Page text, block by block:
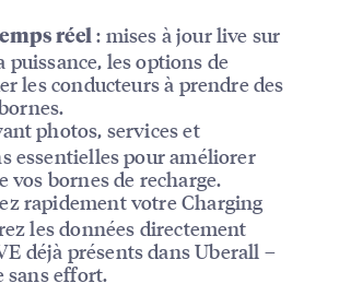
réel : mises à jour live sur
les options de
les conducteurs à prendre des
photos, services et
essentielles pour améliorer
vos bornes de recharge.
rapidement votre Charging
les données directement
déjà présents dans Uberall –
sans effort.